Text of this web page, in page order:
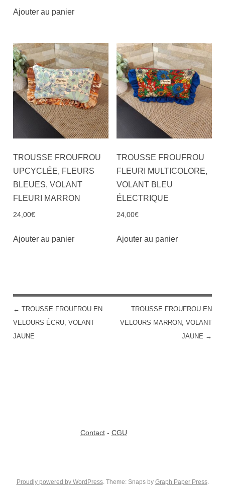
Ajouter au panier
TROUSSE FROUFROU
UPCYCLÉE, FLEURS
BLEUES, VOLANT
FLEURI MARRON
24,00€
Ajouter au panier
TROUSSE FROUFROU
FLEURI MULTICOLORE,
VOLANT BLEU
ÉLECTRIQUE
24,00€
Ajouter au panier
POST NAVIGATION
← TROUSSE FROUFROU EN
VELOURS ÉCRU, VOLANT
JAUNE
TROUSSE FROUFROU EN
VELOURS MARRON, VOLANT
JAUNE →
Contact- CGU
Proudly powered by WordPress. Theme: Snaps by Graph Paper Press.